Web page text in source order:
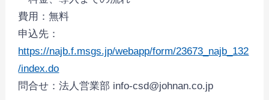
費用：無料
申込先：
https://najb.f.msgs.jp/webapp/form/23673_najb_132
/index.do
問合せ：法人営業部 info-csd@johnan.co.jp